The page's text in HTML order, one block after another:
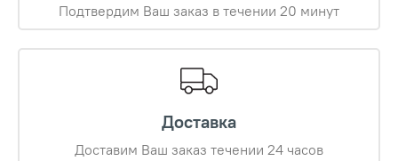
Подтвердим Ваш заказ в течении 20 минут
Доставка
Доставим Ваш заказ течении 24 часов